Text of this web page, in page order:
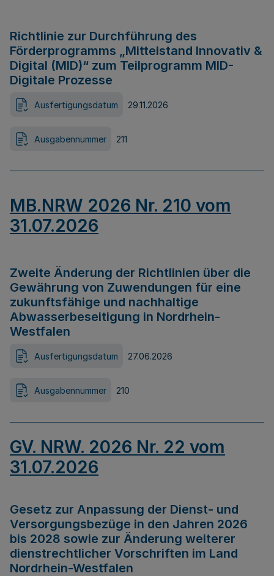
Richtlinie zur Durchführung des
Förderprogramms „Mittelstand Innovativ &
Digital (MID)“ zum Teilprogramm MID-
Digitale Prozesse
Ausfertigungsdatum 29.11.2026
Ausgabennummer 211
MB.NRW 2026 Nr. 210 vom
31.07.2026
Zweite Änderung der Richtlinien über die
Gewährung von Zuwendungen für eine
zukunftsfähige und nachhaltige
Abwasserbeseitigung in Nordrhein-
Westfalen
Ausfertigungsdatum 27.06.2026
Ausgabennummer 210
GV. NRW. 2026 Nr. 22 vom
31.07.2026
Gesetz zur Anpassung der Dienst- und
Versorgungsbezüge in den Jahren 2026
bis 2028 sowie zur Änderung weiterer
dienstrechtlicher Vorschriften im Land
Nordrhein-Westfalen